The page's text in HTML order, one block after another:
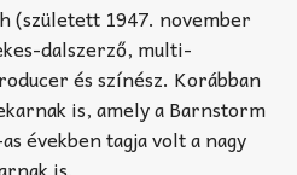
(született 1947. november
dalszerző, multi-
és színész. Korábban
is, amely a Barnstorm
években tagja volt a nagy
is.